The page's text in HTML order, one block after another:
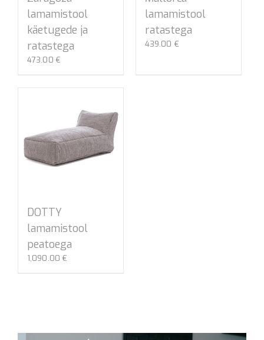
lamamistool
käetugede ja
ratastega
473.00 €
lamamistool
ratastega
439.00 €
DOTTY
lamamistool
peatoega
1,090.00 €